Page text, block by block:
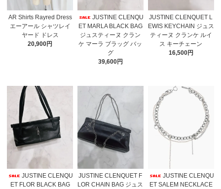
AR Shirts Rayred Dress
エーアール シャツレイ
ヤード ドレス
20,900円
JUSTINE CLENQU
ET MARLA BLACK BAG
ジュスティーヌ クラン
ケ マーラ ブラッグ バッ
グ
39,600円
JUSTINE CLENQUET L
EWIS KEYCHAIN ジュス
ティーヌ クランケ ルイ
ス キーチェーン
16,500円
JUSTINE CLENQU
ET FLOR BLACK BAG
JUSTINE CLENQUET F
LOR CHAIN BAG ジュス
JUSTINE CLENQU
ET SALEM NECKLACE